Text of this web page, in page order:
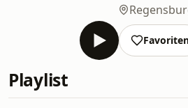
Playlist